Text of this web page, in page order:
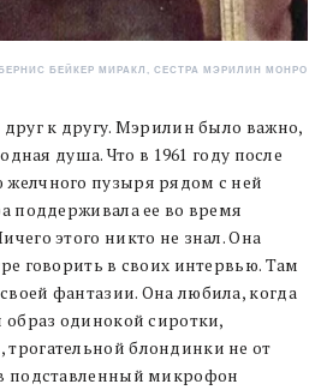
БЕЙКЕР МИРАКЛ, СЕСТРА МЭРИЛИН МОНРО
к другу. Мэрилин было важно,
душа. Что в 1961 году после
пузыря рядом с ней
поддерживала ее во время
этого никто не знал. Она
говорить в своих интервью. Там
фантазии. Она любила, когда
образ одинокой сиротки,
блондинки не от
подставленный микрофон